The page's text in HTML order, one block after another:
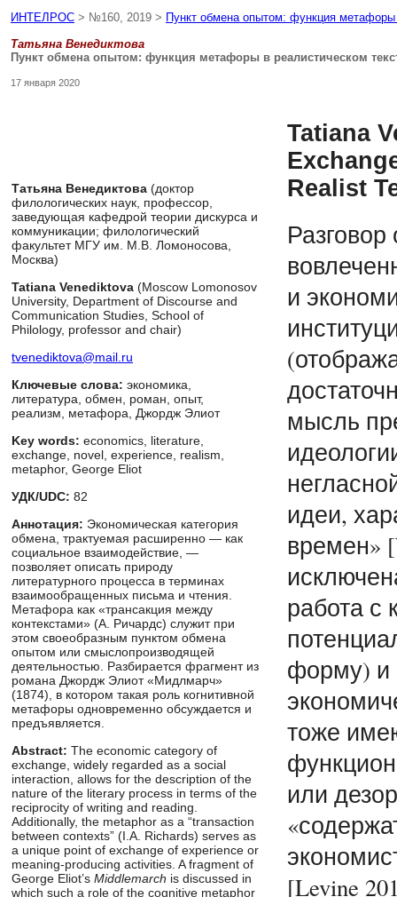
ИНТЕЛРОС > №160, 2019 > Пункт обмена опытом: функция
Татьяна Венедиктова
Пункт обмена опытом: функция метафоры в реалистическом
17 января 2020
Татьяна Венедиктова (доктор
филологических наук, профессор,
заведующая кафедрой теории дискурса и
коммуникации; филологический
факультет МГУ им. М.В. Ломоносова,
Москва)
Tatiana Venediktova (Moscow Lomonosov
University, Department of Discourse and
Communication Studies, School of
Philology, professor and chair)
tvenediktova@mail.ru
Ключевые слова: экономика,
литература, обмен, роман, опыт,
реализм, метафора, Джордж Элиот
Key words: economics, literature,
exchange, novel, experience, realism,
metaphor, George Eliot
УДК/UDC: 82
Аннотация: Экономическая категория
обмена, трактуемая расширенно — как
социальное взаимодействие, —
позволяет описать природу
литературного процесса в терминах
взаимообращенных письма и чтения.
Метафора как «трансакция между
контекстами» (А. Ричардс) служит при
этом своеобразным пунктом обмена
опытом или смыслопроизводящей
деятельностью. Разбирается фрагмент из
романа Джордж Элиот «Мидлмарч»
(1874), в котором такая роль когнитивной
метафоры одновременно обсуждается и
предъявляется.
Abstract: The economic category of
exchange, widely regarded as a social
interaction, allows for the description of the
nature of the literary process in terms of the
reciprocity of writing and reading.
Additionally, the metaphor as a “transaction
between contexts” (I.A. Richards) serves as
a unique point of exchange of experience or
meaning-producing activities. A fragment of
George Eliot’s Middlemarch is discussed in
which such a role of the cognitive metaphor
Tatiana
Realist
и
мысль
идеи,
времен»
работа
форму) и
тоже
или
[Levine